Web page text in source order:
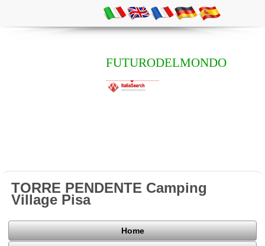
FUTURODELMONDO
TORRE PENDENTE Camping
Village Pisa
Home